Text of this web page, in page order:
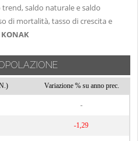
saldo naturale e saldo
di mortalità, tasso di crescita e
Variazione % su anno prec.
-
-1,29